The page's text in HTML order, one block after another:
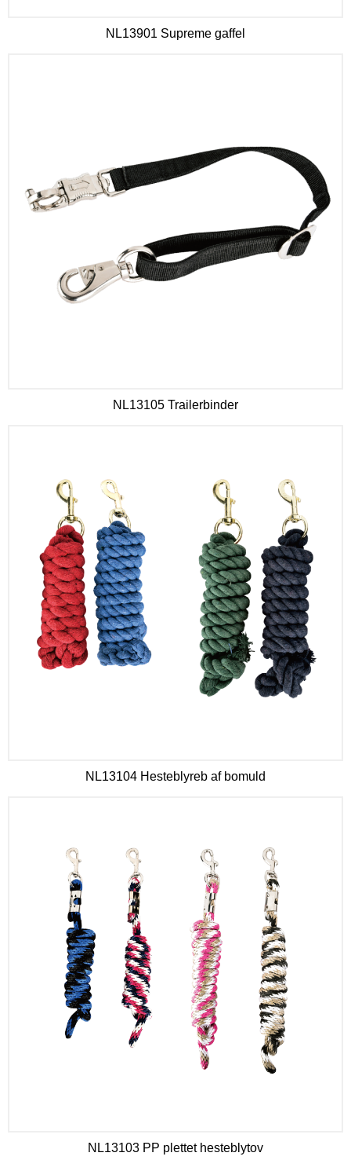
NL13901 Supreme gaffel
NL13105 Trailerbinder
NL13104 Hesteblyreb af bomuld
NL13103 PP plettet hesteblytov